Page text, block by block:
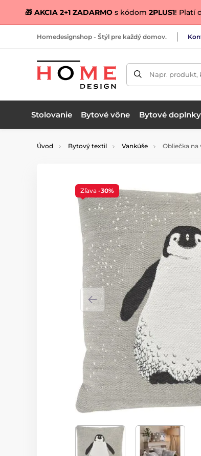
🎁 AKCIA 2+1 ZADARMO s kódom 2PLUS1! Platí
Homedesignshop - Štýl pre každý domov.
Napr. produkt,
Stolovanie Bytové vône Bytové doplnky
Úvod Bytový textil Vankúše Obliečka na
Zľava -30%